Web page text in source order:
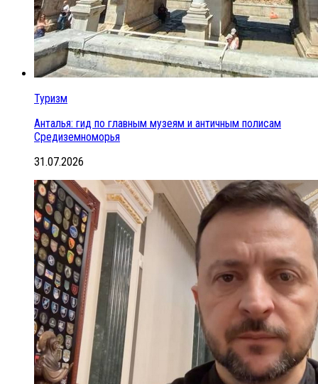
Туризм
Анталья: гид по главным музеям и античным полисам
Средиземноморья
31.07.2026